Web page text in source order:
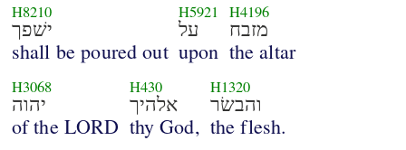
H8210
ישׁפך
shall be poured out
H5921
על
upon
H4196
מזבח
the altar
H3068
יהוה
of the LORD
H430
אלהיך
thy God,
H1320
והבשׂר
the flesh.